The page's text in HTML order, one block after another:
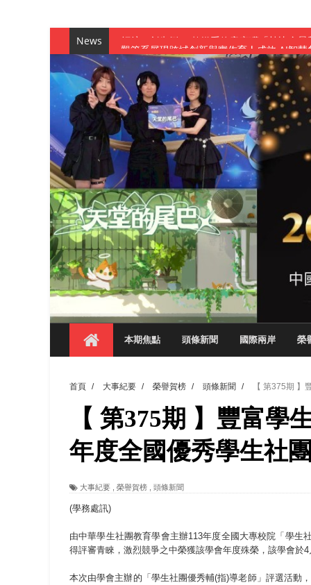
News
觀管系展現跨域創新與實作育人成效 AI智
學務處舉辦「董事長『聊』心室」 上官董
成人之美成就學生夢想 菁英學程陪伴財金
金曲陣容強勢進駐！中國科大原民音樂成果
數媒系《天堂的尾巴》、《礦影》勇奪台灣
師生攜手磨練一個月！觀管系榮獲天籟盃
一銀彭仁主中國科大開講 解密AI時代的金
通識教育中心主辦「114學年度AI英文自我
數據後的溫度：財金系傑出校友共議「人
森城建設股份有限公司捐贈 嘉惠行管系莘莘
產學合作新里程！財金系師生參訪中租控股
英文公園 315期
【 第404期 】影視系榮獲59屆美國休士頓
【 第404期 】你抓得到我嗎？數媒系VR新
【 第404期 】探索空間設計解方 室設系學
【 第404期 】從創意到實踐 數媒系學生於
【 第404期 】以品格奠基、用領導領航：
【 第404期 】此夏，向未來！ 中國科大新
領航AI創先例！ 數媒系錄音室獲「杜比全
本期焦點 頭條新聞 國際兩岸 榮
首頁 / 大事紀要 / 榮譽賀榜 / 頭條新聞 / 【 第375期 】
【 第375期 】豐富學
年度全國優秀學生社
大事紀要 榮譽賀榜 頭條新聞
(學務處訊)
由中華學生社團教育學會主辦113年度全國大專校院「學生
得評審青睞，激烈競爭之中榮獲該學會年度殊榮，該學會於
本次由學會主辦的「學生社團優秀輔(指)導老師」評選活動